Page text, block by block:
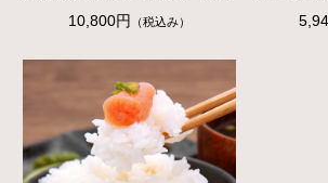
10,800円 （税込み）